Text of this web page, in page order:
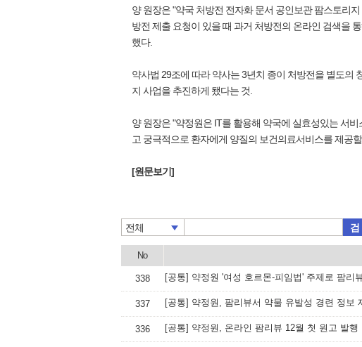
양 원장은 "약국 처방전 전자화 문서 공인보관 팜스토리
방전 제출 요청이 있을 때 과거 처방전의 온라인 검색을
했다.
약사법 29조에 따라 약사는 3년치 종이 처방전을 별도의
지 사업을 추진하게 됐다는 것.
양 원장은 "약정원은 IT를 활용해 약국에 실효성있는 서
고 궁극적으로 환자에게 양질의 보건의료서비스를 제공
[원문보기]
전체 검
No
338 [공통] 약정원 '여성 호르몬-피임법' 주제로 팜리
337 [공통] 약정원, 팜리뷰서 약물 유발성 경련 정보
336 [공통] 약정원, 온라인 팜리뷰 12월 첫 원고 발행